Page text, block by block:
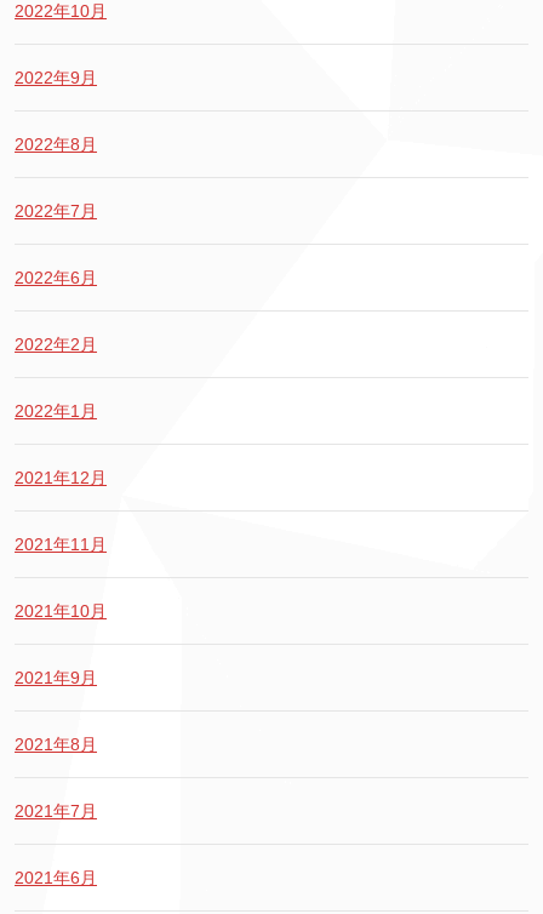
2022年10月
2022年9月
2022年8月
2022年7月
2022年6月
2022年2月
2022年1月
2021年12月
2021年11月
2021年10月
2021年9月
2021年8月
2021年7月
2021年6月